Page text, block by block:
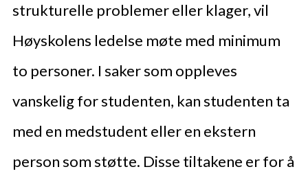
strukturelle problemer eller klager, vil
Høyskolens ledelse møte med minimum
to personer. I saker som oppleves
vanskelig for studenten, kan studenten ta
med en medstudent eller en ekstern
person som støtte. Disse tiltakene er for å